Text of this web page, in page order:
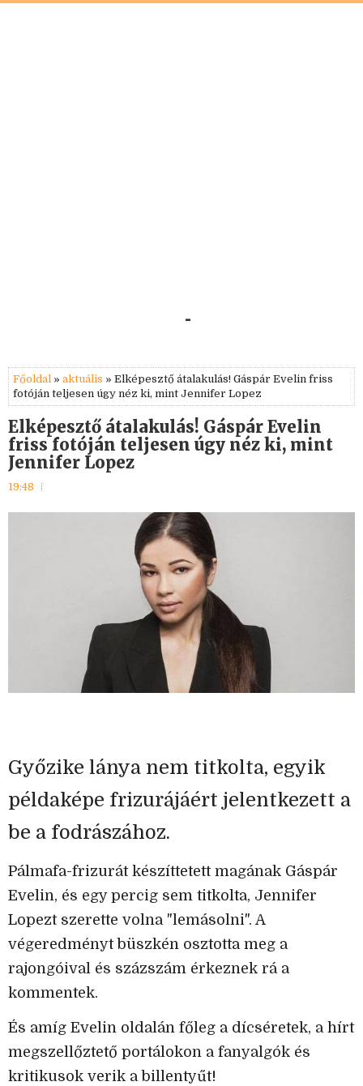
-
Főoldal » aktuális » Elképesztő átalakulás! Gáspár Evelin friss
fotóján teljesen úgy néz ki, mint Jennifer Lopez
Elképesztő átalakulás! Gáspár Evelin
friss fotóján teljesen úgy néz ki, mint
Jennifer Lopez
19:48
Győzike lánya nem titkolta, egyik
példaképe frizurájáért jelentkezett a
be a fodrászához.
Pálmafa-frizurát készíttetett magának Gáspár
Evelin, és egy percig sem titkolta, Jennifer
Lopezt szerette volna "lemásolni". A
végeredményt büszkén osztotta meg a
rajongóival és százszám érkeznek rá a
kommentek.
És amíg Evelin oldalán főleg a dícséretek, a hírt
megszellőztető portálokon a fanyalgók és
kritikusok verik a billentyűt!